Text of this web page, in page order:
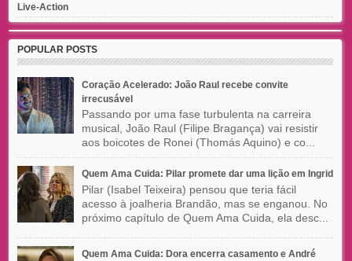
Live-Action
POPULAR POSTS
Coração Acelerado: João Raul recebe convite
irrecusável
Passando por uma fase turbulenta na carreira
musical, João Raul (Filipe Bragança) vai resistir
aos boicotes de Ronei (Thomás Aquino) e co...
Quem Ama Cuida: Pilar promete dar uma lição em Ingrid
Pilar (Isabel Teixeira) pensou que teria fácil
acesso à joalheria Brandão, mas se enganou. No
próximo capítulo de Quem Ama Cuida, ela desc...
Quem Ama Cuida: Dora encerra casamento e André